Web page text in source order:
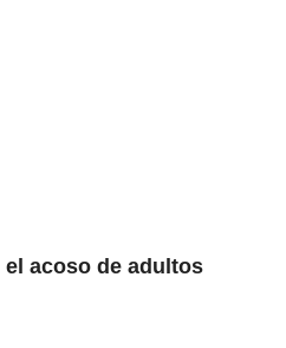
acoso de adultos